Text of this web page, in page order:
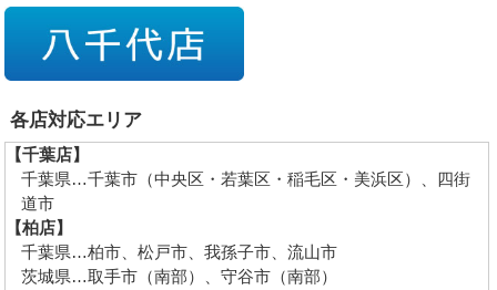
各店対応エリア
【千葉店】
千葉県…千葉市（中央区・若葉区・稲毛区・美浜区）、四街
道市
【柏店】
千葉県…柏市、松戸市、我孫子市、流山市
茨城県…取手市（南部）、守谷市（南部）